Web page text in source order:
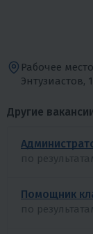
Рабочее
Энтузиастов,
Другие
по
Помощник
по